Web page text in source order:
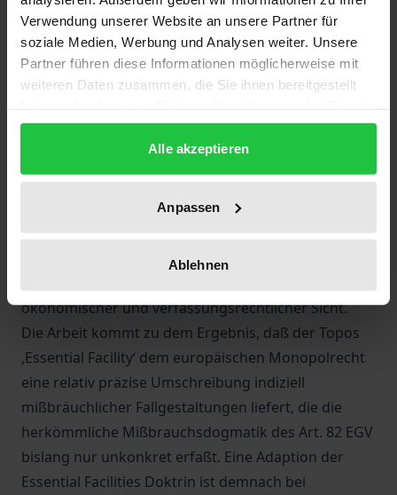
Verwendung unserer Website an unsere Partner für
soziale Medien, Werbung und Analysen weiter. Unsere
Partner führen diese Informationen möglicherweise mit
weiteren Daten zusammen, die Sie ihnen bereitgestellt
gesammelt haben.
Alle akzeptieren
Anpassen
Ablehnen
von Monopolunternehmen angeordnet. Diese Lehre
des amerikanischen Antitrustrechts hat
weitreichende Ausstrahlungen auf das europäische
und das deutsche Kartellrecht.
des Art. 82 EGV. Der Verfasser ermittelt hierbei
zunächst Gegenstand, Reichweite und Funktion der
Essential Facilities Doktrin im amerikanischen Recht;
anschließend analysiert er die zentralen Fragen nach
der Übertragbarkeit und der Legitimation der
ökonomischer und verfassungsrechtlicher Sicht.
Die Arbeit kommt zu dem Ergebnis, daß der Topos
,Essential Facility‘ dem europäischen Monopolrecht
eine relativ präzise Umschreibung indiziell
mißbräuchlicher Fallgestaltungen liefert, die die
herkömmliche Mißbrauchsdogmatik des Art. 82 EGV
bislang nur unkonkret erfaßt. Eine Adaption der
Essential Facilities Doktrin ist demnach bei